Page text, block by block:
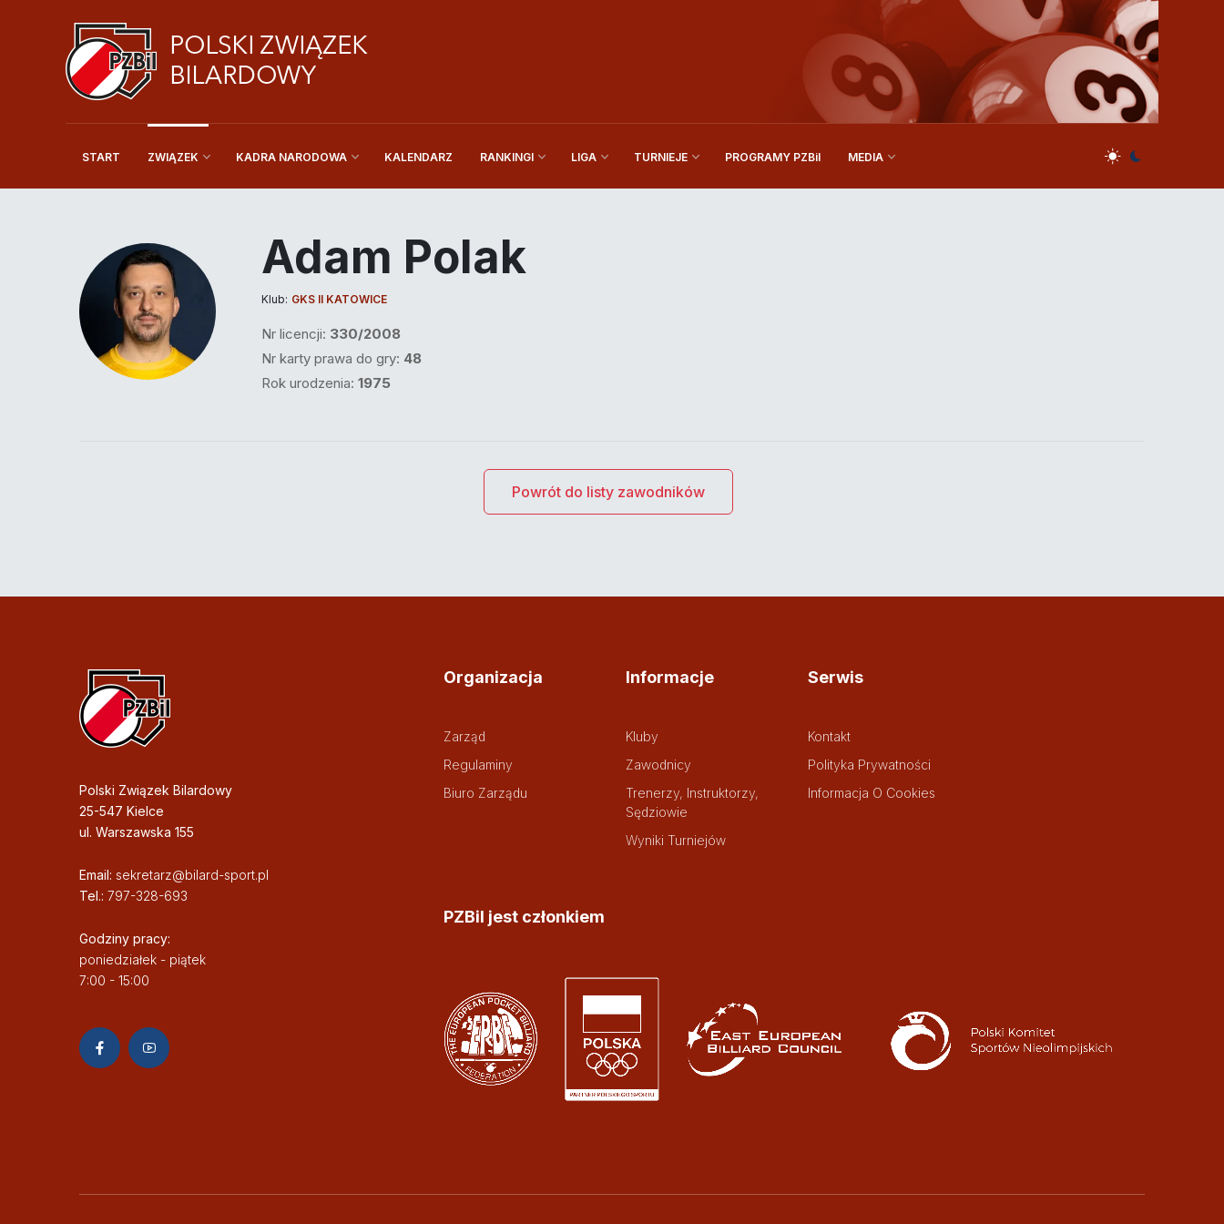
START ZWIĄZEK KADRA NARODOWA KALENDARZ RANKINGI LIGA TURNIEJE PROGRAMY PZBil MEDIA
Adam Polak
Klub: GKS II KATOWICE
Nr licencji: 330/2008
Nr karty prawa do gry: 48
Rok urodzenia: 1975
Powrót do listy zawodników
Polski Związek Bilardowy
25-547 Kielce
ul. Warszawska 155
Email: sekretarz@bilard-sport.pl
Tel.: 797-328-693
Godziny pracy:
poniedziałek - piątek
7:00 - 15:00
Organizacja
Zarząd
Regulaminy
Biuro Zarządu
Informacje
Kluby
Zawodnicy
Trenerzy, Instruktorzy,
Sędziowie
Wyniki Turniejów
Serwis
Kontakt
Polityka Prywatności
Informacja O Cookies
PZBil jest członkiem